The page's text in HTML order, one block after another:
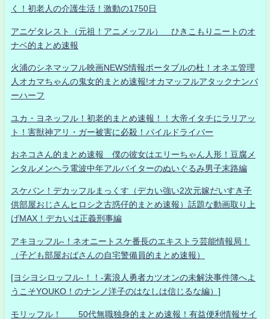
く！初老人の介護生活！激動の1750日
アニゲタレスト（元祖！アニメッフル） ひきこもりニートのオ
ナベ的まとめ速報
火浦のシネマッフル映画NEWS情報ポータブルの杜！オネエ管理
人オカマちゃんの鬼女的まとめ速報!オカマッフルアタックナンバ
ーハーフ
ユカ・ヨネッフル！初老的まとめ速報！！大帝イタチにラリアッ
ト！害獣神アリ・ガー被害に必殺！パイルドライバー
おネコさん的まとめ速報 僕の彼女はエリーちゃん人形！豆腐メ
ンタルメンヘラ電波中年アルバイターのぬいぐるみ男子末路編
スケバン！デカッフルまっくす（デカい強い2次元嫁だいすき子
供部屋おじさんヒロシ之古惑仔的まとめ速報）話題な動画取り上
げMAX！デカいは正義刑事編
アキヨッフル-！ネオニートスケ番長のエキストラ芸能情報局！
（子ども部屋おばさんの自宅警備員的まとめ速報）
[ヨシヨシロッフル-！！-素浪人勇者カツオンの未解決事件簿へよ
うこそYOUKO！のナンノ洋子のはなしは信じるな編）]
モリッフル！ 50代無職独身的まとめ速報！有益便利情報サイ